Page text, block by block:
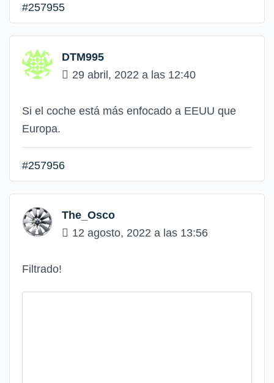
#257955
DTM995
29 abril, 2022 a las 12:40
Si el coche está más enfocado a EEUU que
Europa.
#257956
The_Osco
12 agosto, 2022 a las 13:56
Filtrado!